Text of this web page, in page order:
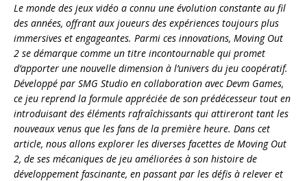
Le monde des jeux vidéo a connu une évolution constante au fil
des années, offrant aux joueurs des expériences toujours plus
immersives et engageantes. Parmi ces innovations, Moving Out
2 se démarque comme un titre incontournable qui promet
d’apporter une nouvelle dimension à l’univers du jeu coopératif.
Développé par SMG Studio en collaboration avec Devm Games,
ce jeu reprend la formule appréciée de son prédécesseur tout en
introduisant des éléments rafraîchissants qui attireront tant les
nouveaux venus que les fans de la première heure. Dans cet
article, nous allons explorer les diverses facettes de Moving Out
2, de ses mécaniques de jeu améliorées à son histoire de
développement fascinante, en passant par les défis à relever et